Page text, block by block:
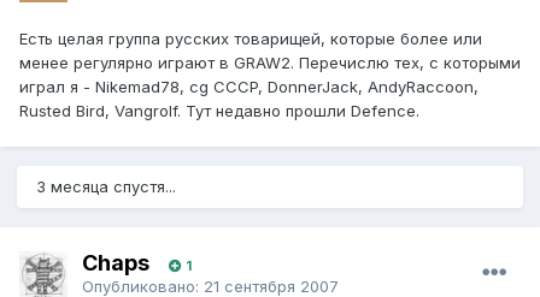
Есть целая группа русских товарищей, которые более или
менее регулярно играют в GRAW2. Перечислю тех, с которыми
играл я - Nikemad78, cg CCCP, DonnerJack, AndyRaccoon,
Rusted Bird, Vangrolf. Тут недавно прошли Defence.
3 месяца спустя...
Chaps 1
Опубликовано: 21 сентября 2007